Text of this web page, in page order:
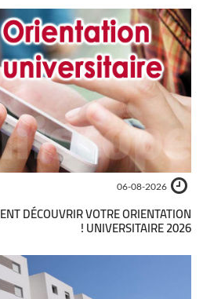
06-08-2026
DÉCOUVRIR VOTRE ORIENTATION
UNIVERSITAIRE 2026 !